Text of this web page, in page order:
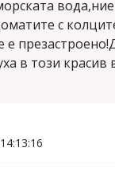
с
е
в този красив